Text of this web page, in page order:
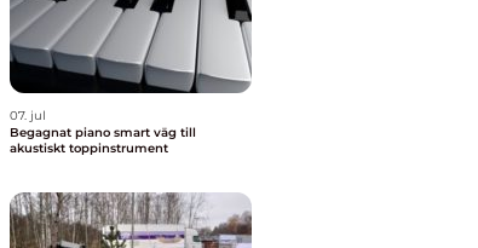
07. jul
Begagnat piano smart väg till
akustiskt toppinstrument